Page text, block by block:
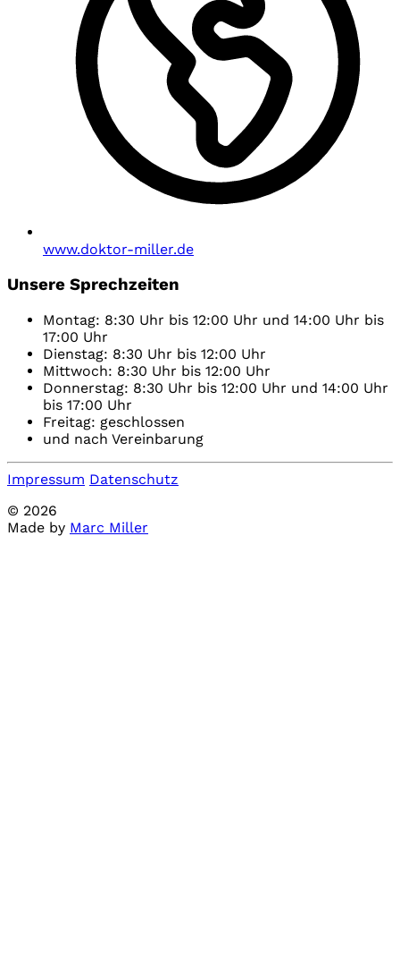
www.doktor-miller.de
Unsere Sprechzeiten
Montag: 8:30 Uhr bis 12:00 Uhr und 14:00 Uhr bis
17:00 Uhr
Dienstag: 8:30 Uhr bis 12:00 Uhr
Mittwoch: 8:30 Uhr bis 12:00 Uhr
Donnerstag: 8:30 Uhr bis 12:00 Uhr und 14:00 Uhr
bis 17:00 Uhr
Freitag: geschlossen
und nach Vereinbarung
Impressum Datenschutz
© 2026
Made by Marc Miller